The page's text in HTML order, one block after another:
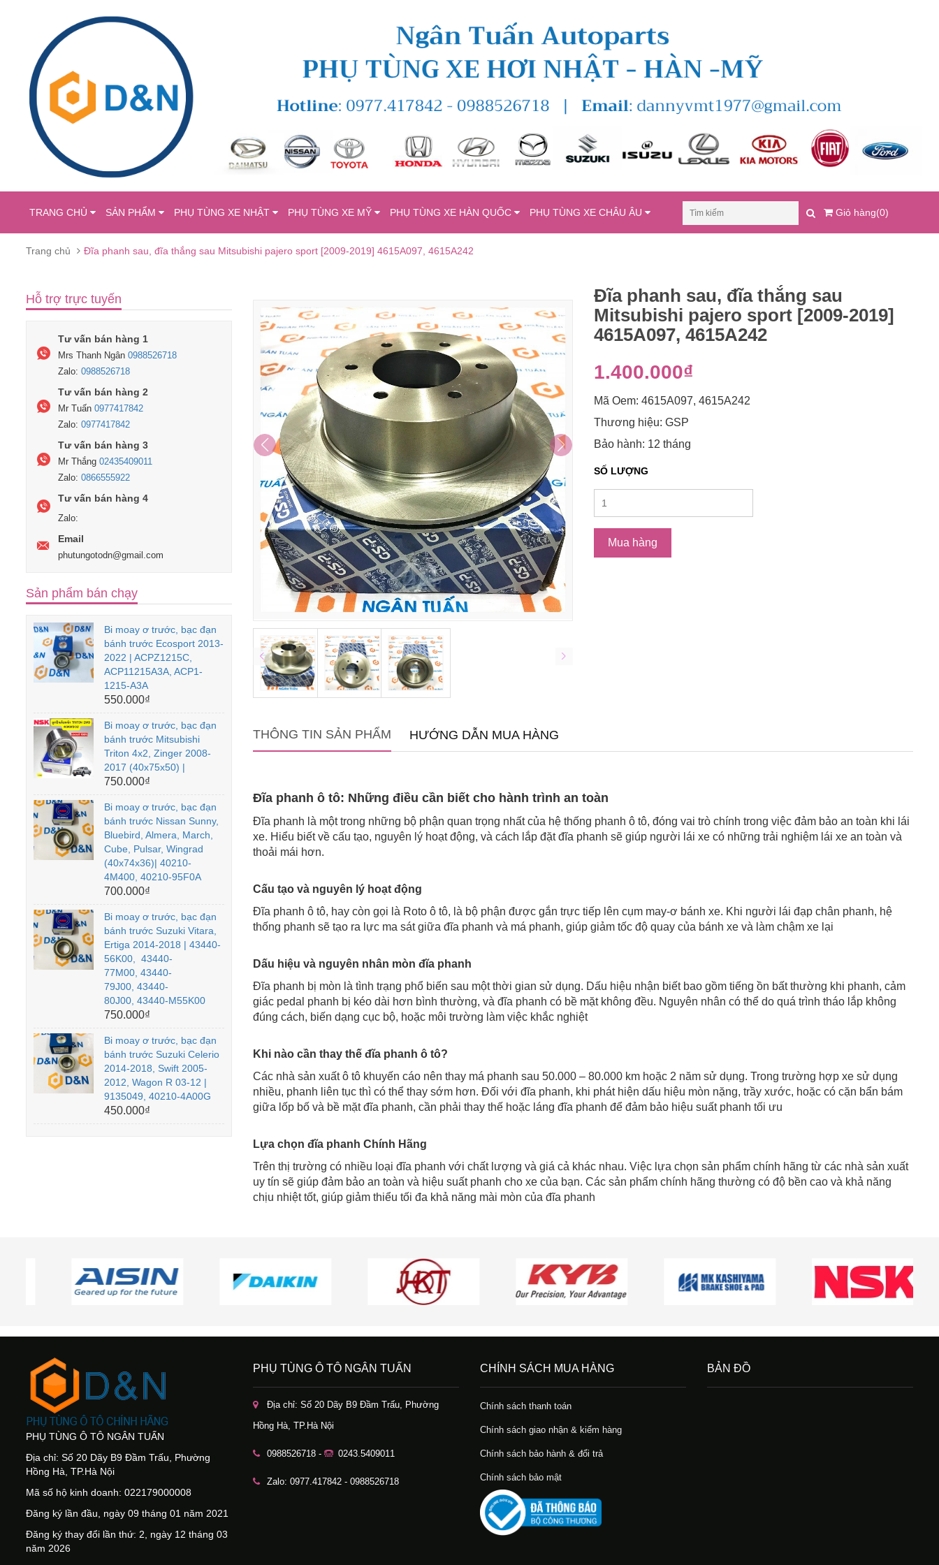
TRANG CHỦ SẢN PHẨM PHỤ TÙNG XE NHẬT PHỤ TÙNG XE MỸ PHỤ TÙNG XE HÀN QUỐC PHỤ TÙNG XE CHÂU ÂU Giỏ hàng(0)
Trang chủ Đĩa phanh sau, đĩa thắng sau Mitsubishi pajero sport [2009-2019] 4615A097, 4615A242
Đĩa phanh sau, đĩa thắng sau
Mitsubishi pajero sport [2009-2019]
4615A097, 4615A242
1.400.000₫
Mã Oem: 4615A097, 4615A242
Thương hiệu: GSP
Bảo hành: 12 tháng
SỐ LƯỢNG
Mua hàng
THÔNG TIN SẢN PHẨM HƯỚNG DẪN MUA HÀNG
Đĩa phanh ô tô: Những điều cần biết cho hành trình an toàn
Đĩa phanh là một trong những bộ phận quan trọng nhất của hệ thống phanh ô tô, đóng vai trò chính trong việc đảm bảo an toàn khi lái
xe. Hiểu biết về cấu tạo, nguyên lý hoạt động, và cách lắp đặt đĩa phanh sẽ giúp người lái xe có những trải nghiệm lái xe an toàn và
thoải mái hơn.
Cấu tạo và nguyên lý hoạt động
Đĩa phanh ô tô, hay còn gọi là Roto ô tô, là bộ phận được gắn trực tiếp lên cụm may-ơ bánh xe. Khi người lái đạp chân phanh, hệ
thống phanh sẽ tạo ra lực ma sát giữa đĩa phanh và má phanh, giúp giảm tốc độ quay của bánh xe và làm chậm xe lại
Dấu hiệu và nguyên nhân mòn đĩa phanh
Đĩa phanh bị mòn là tình trạng phổ biến sau một thời gian sử dụng. Dấu hiệu nhận biết bao gồm tiếng ồn bất thường khi phanh, cảm
giác pedal phanh bị kéo dài hơn bình thường, và đĩa phanh có bề mặt không đều. Nguyên nhân có thể do quá trình tháo lắp không
đúng cách, biến dạng cục bộ, hoặc môi trường làm việc khắc nghiệt
Khi nào cần thay thế đĩa phanh ô tô?
Các nhà sản xuất ô tô khuyến cáo nên thay má phanh sau 50.000 – 80.000 km hoặc 2 năm sử dụng. Trong trường hợp xe sử dụng
nhiều, phanh liên tục thì có thể thay sớm hơn. Đối với đĩa phanh, khi phát hiện dấu hiệu mòn nặng, trầy xước, hoặc có cặn bẩn bám
giữa lốp bố và bề mặt đĩa phanh, cần phải thay thế hoặc láng đĩa phanh để đảm bảo hiệu suất phanh tối ưu
Lựa chọn đĩa phanh Chính Hãng
Trên thị trường có nhiều loại đĩa phanh với chất lượng và giá cả khác nhau. Việc lựa chọn sản phẩm chính hãng từ các nhà sản xuất
uy tín sẽ giúp đảm bảo an toàn và hiệu suất phanh cho xe của bạn. Các sản phẩm chính hãng thường có độ bền cao và khả năng
chịu nhiệt tốt, giúp giảm thiểu tối đa khả năng mài mòn của đĩa phanh
Hỗ trợ trực tuyến
Tư vấn bán hàng 1
Mrs Thanh Ngân 0988526718
Zalo: 0988526718
Tư vấn bán hàng 2
Mr Tuấn 0977417842
Zalo: 0977417842
Tư vấn bán hàng 3
Mr Thắng 02435409011
Zalo: 0866555922
Tư vấn bán hàng 4
Zalo:
Email
phutungotodn@gmail.com
Sản phẩm bán chạy
Bi moay ơ trước, bạc đạn
bánh trước Ecosport 2013-
2022 | ACPZ1215C,
ACP11215A3A, ACP1-
1215-A3A
550.000₫
Bi moay ơ trước, bạc đạn
bánh trước Mitsubishi
Triton 4x2, Zinger 2008-
2017 (40x75x50) |
750.000₫
Bi moay ơ trước, bạc đạn
bánh trước Nissan Sunny,
Bluebird, Almera, March,
Cube, Pulsar, Wingrad
(40x74x36)| 40210-
4M400, 40210-95F0A
700.000₫
Bi moay ơ trước, bạc đạn
bánh trước Suzuki Vitara,
Ertiga 2014-2018 | 43440-
56K00, 43440-
77M00, 43440-
79J00, 43440-
80J00, 43440-M55K00
750.000₫
Bi moay ơ trước, bạc đạn
bánh trước Suzuki Celerio
2014-2018, Swift 2005-
2012, Wagon R 03-12 |
9135049, 40210-4A00G
450.000₫
PHỤ TÙNG Ô TÔ NGÂN TUẤN
Địa chỉ: Số 20 Dãy B9 Đầm Trấu, Phường
Hồng Hà, TP.Hà Nội
Mã số hộ kinh doanh: 022179000008
Đăng ký lần đầu, ngày 09 tháng 01 năm 2021
Đăng ký thay đổi lần thứ: 2, ngày 12 tháng 03
năm 2026
PHỤ TÙNG Ô TÔ NGÂN TUẤN
Địa chỉ: Số 20 Dãy B9 Đầm Trấu, Phường
Hồng Hà, TP.Hà Nội
0988526718 - 0243.5409011
Zalo: 0977.417842 - 0988526718
CHÍNH SÁCH MUA HÀNG
Chính sách thanh toán
Chính sách giao nhận & kiểm hàng
Chính sách bảo hành & đổi trả
Chính sách bảo mật
BẢN ĐỒ